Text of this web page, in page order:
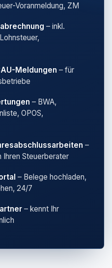
Voranmeldung, ZM
– inkl.
Meldungen – für
– BWA,
OPOS,
–
Ihren Steuerberater
– Belege hochladen,
24/7
– kennt Ihr